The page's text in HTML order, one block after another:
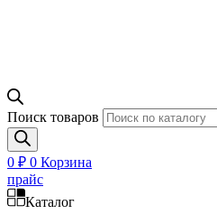
Поиск товаров
0 ₽ 0 Корзина
прайс
Каталог